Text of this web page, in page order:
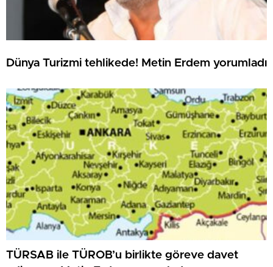
Dünya Turizmi tehlikede! Metin Erdem yorumladı
TÜRSAB ile TÜROB’u birlikte göreve davet